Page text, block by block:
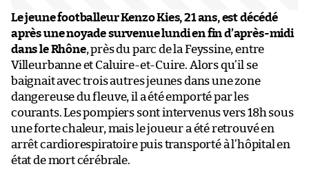
Le jeune footballeur Kenzo Kies, 21 ans, est décédé
après une noyade survenue lundi en fin d’après-midi
dans le Rhône, près du parc de la Feyssine, entre
Villeurbanne et Caluire-et-Cuire. Alors qu’il se
baignait avec trois autres jeunes dans une zone
dangereuse du fleuve, il a été emporté par les
courants. Les pompiers sont intervenus vers 18h sous
une forte chaleur, mais le joueur a été retrouvé en
arrêt cardiorespiratoire puis transporté à l’hôpital en
état de mort cérébrale.